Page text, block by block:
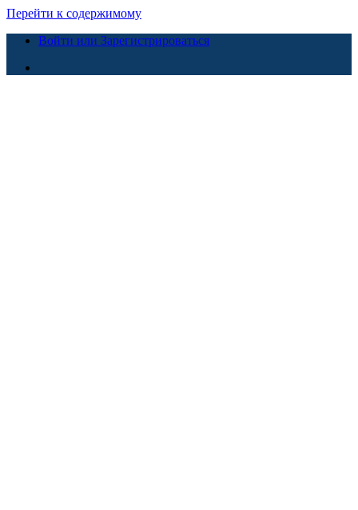
Перейти к содержимому
Войти или Зарегистрироваться